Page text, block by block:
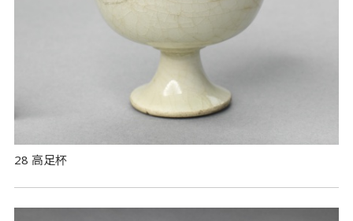
28 高足杯